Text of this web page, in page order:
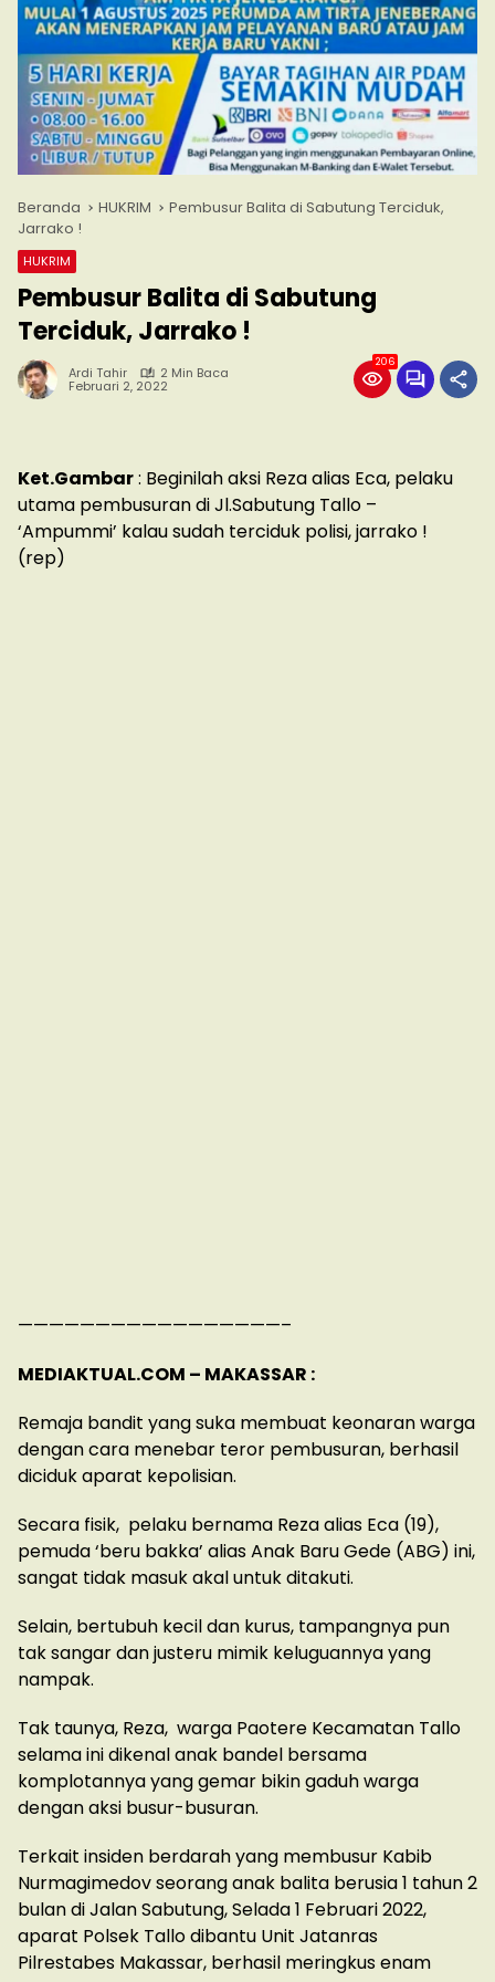
Beranda HUKRIM
Pembusur Balita di Sabutung Terciduk,
Jarrako !
HUKRIM
Pembusur Balita di Sabutung
Terciduk, Jarrako !
Ardi Tahir 2 Min Baca
Februari 2, 2022
206
Ket.Gambar: Beginilah aksi Reza alias Eca, pelaku
utama pembusuran di Jl.Sabutung Tallo –
‘Ampummi’ kalau sudah terciduk polisi, jarrako !
(rep)
—————————————————–
MEDIAKTUAL.COM – MAKASSAR :
Remaja bandit yang suka membuat keonaran warga
dengan cara menebar teror pembusuran, berhasil
diciduk aparat kepolisian.
Secara fisik, pelaku bernama Reza alias Eca (19),
pemuda ‘beru bakka’ alias Anak Baru Gede (ABG) ini,
sangat tidak masuk akal untuk ditakuti.
Selain, bertubuh kecil dan kurus, tampangnya pun
tak sangar dan justeru mimik keluguannya yang
nampak.
Tak taunya, Reza, warga Paotere Kecamatan Tallo
selama ini dikenal anak bandel bersama
komplotannya yang gemar bikin gaduh warga
dengan aksi busur-busuran.
Terkait insiden berdarah yang membusur Kabib
Nurmagimedov seorang anak balita berusia 1 tahun 2
bulan di Jalan Sabutung, Selada 1 Februari 2022,
aparat Polsek Tallo dibantu Unit Jatanras
Pilrestabes Makassar, berhasil meringkus enam